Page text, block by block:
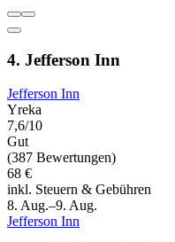
4. Jefferson Inn
Jefferson Inn
Yreka
7,6/10
Gut
(387 Bewertungen)
68 €
inkl. Steuern & Gebühren
8. Aug.–9. Aug.
Jefferson Inn